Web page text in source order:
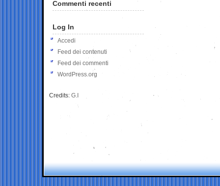
Commenti recenti
Log In
Accedi
Feed dei contenuti
Feed dei commenti
WordPress.org
Credits: G.I